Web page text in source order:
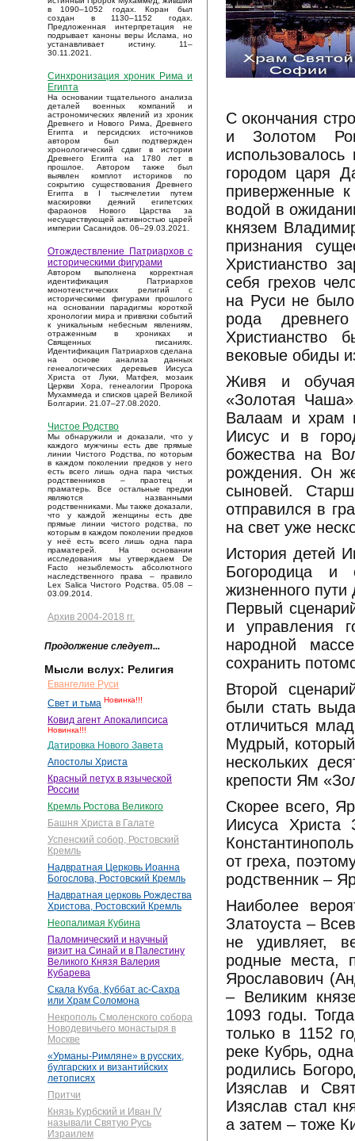
в 1090–1052 годах. Коран был
создан в 1130–1152 годах.
Предложенная интерпретация не
подрывает каноны веры Ислама, но
устанавливает истину. 11–
30.11.2021.
Синхронизация хроник Рима и
Египта
На основании тщательного анализа
деталей военных компаний и
астрономических явлений из хроник
Древнего и Нового Рима, Древнего
Египта и персидских источников
автором был подтвержден
хронологический сдвиг в истории
Древнего Египта на 1780 лет в
прошлое. Автором также был
выявлен комплот историков по
сокрытию существования Древнего
Египта в I тысячелетии путем
маскировки деяний египетских
фараонов Нового Царства за
несуществующей активностью царей
империи Сасанидов. 06–29.03.2021.
Отождествление Патриархов с
историческими фигурами
Автором выполнена корректная
идентификация Патриархов
монотеистических религий с
историческими фигурами прошлого
на основании парадигмы короткой
хронологии мира и привязки событий
к уникальным небесным явлениям,
отраженным в хрониках и
Священных писаниях.
Идентификация Патриархов сделана
на основе анализа данных
генеалогических деревьев Иисуса
Христа от Луки, Матфея, мозаик
Церкви Хора, генеалогии Пророка
Мухаммеда и списков царей Великой
Болгарии. 21.07–27.08.2020.
Чистое Родство
Мы обнаружили и доказали, что у
каждого мужчины есть две прямые
линии Чистого Родства, по которым
в каждом поколении предков у него
есть всего лишь одна пара чистых
родственников – праотец и
праматерь. Все остальные предки
являются названными
родственниками. Мы также доказали,
что у каждой женщины есть две
прямые линии чистого родства, по
которым в каждом поколении предков
у неё есть всего лишь одна пара
праматерей. На основании
исследования мы утверждаем De
Facto незыблемость абсолютного
наследственного права – правило
Lex Salica Чистого Родства. 05.08 –
03.09.2014.
Архив 2004-2018 гг.
Продолжение следует...
Мысли вслух: Религия
Евангелие Руси
Свет и тьма Новинка!!!
Ковид агент Апокалипсиса
Новинка!!!
Датировка Нового Завета
Апостолы Христа
Красный петух в языческой
России
Кремль Ростова Великого
Башня Христа в Галате
Успенский собор, Ростовский
Кремль
Надвратная Церковь Иоанна
Богослова, Ростовский Кремль
Надвратная церковь Рождества
Христова, Ростовский Кремль
Неопалимая Кубина
Паломнический и научный
визит на Синай и в Палестину
Великого Князя Валерия
Кубарева
Скала Куба, Куббат ас-Сахра
или Храм Соломона
Некрополь Смоленского собора
Новодевичьего монастыря в
Москве
«Урманы-Римляне» в русских,
булгарских и византийских
летописях
Притчи
Князь Курбский и Иван IV
называли Святую Русь
Израилем
С окончания
и Золотом
городом царя
приверженные к
водой в
князем
признания
Христианство
себя грехов
на Руси не
рода
вековые обиды
Живя и
«Золотая
Валаам и храм
Иисус и в
божества на
рождения. Он
сыновей.
отправился в
на свет уже
История детей
Богородица и
жизненного пути
Первый
и управления
народной
сохранить
Второй
были стать
отличиться
Мудрый,
нескольких
крепости Ям
Скорее всего,
Иисуса Христа
от греха,
родственник –
Наиболее
Златоуста –
не удивляет,
родные места,
Ярославович
– Великим
1093 годы.
только в 1152
реке Кубрь,
родились
Изяслав и
Изяслав стал
а затем – тоже